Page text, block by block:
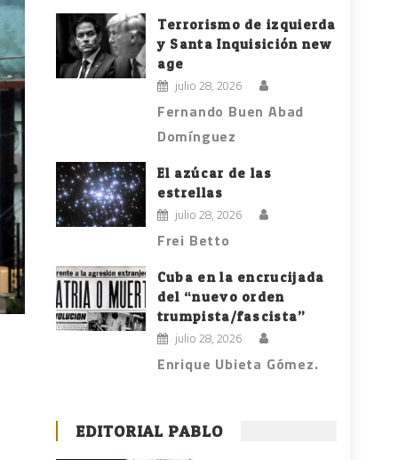
Terrorismo de izquierda
y Santa Inquisición new
age
julio 28, 2026
Fernando Buen Abad
Domínguez
El azúcar de las
estrellas
julio 28, 2026
Frei Betto
Cuba en la encrucijada
del “nuevo orden
trumpista/fascista”
julio 28, 2026
Enrique Ubieta Gómez.
EDITORIAL PABLO